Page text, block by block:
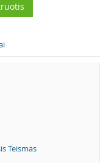
Teismas